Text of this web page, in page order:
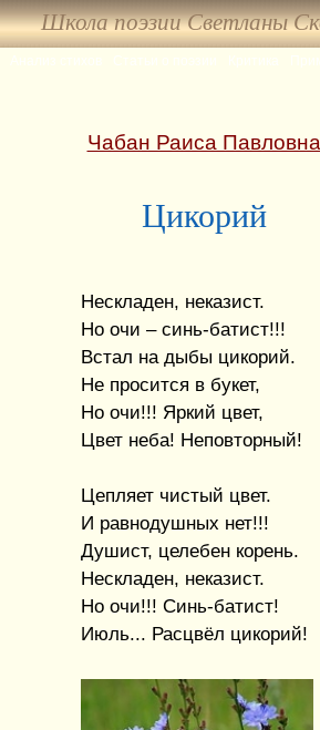
Школа поэзии Светланы
Чабан Раиса Павловна
Цикорий
Нескладен, неказист.
Но очи – синь-батист!!!
Встал на дыбы цикорий.
Не просится в букет,
Но очи!!! Яркий цвет,
Цвет неба! Неповторный!
Цепляет чистый цвет.
И равнодушных нет!!!
Душист, целебен корень.
Нескладен, неказист.
Но очи!!! Синь-батист!
Июль... Расцвёл цикорий!